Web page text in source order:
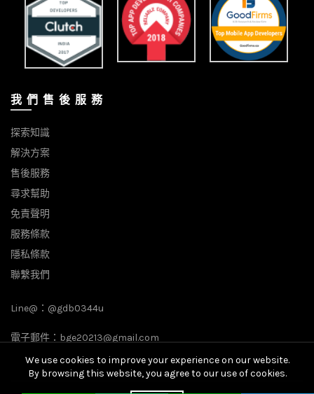
我 們 售 後 服 務
探索知識
解決方案
售後服務
尋求幫助
免責聲明
服務條款
隱私條款
聯繫我們
Line@： @gdb0344u
電子郵件： bge20213@gmail.com
We use cookies to improve your experience on our website.
By browsing this website, you agree to our use of cookies.